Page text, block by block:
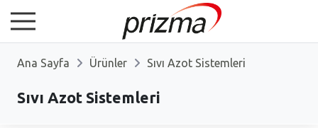
Ana Sayfa Ürünler Sıvı Azot Sistemleri
Sıvı Azot Sistemleri